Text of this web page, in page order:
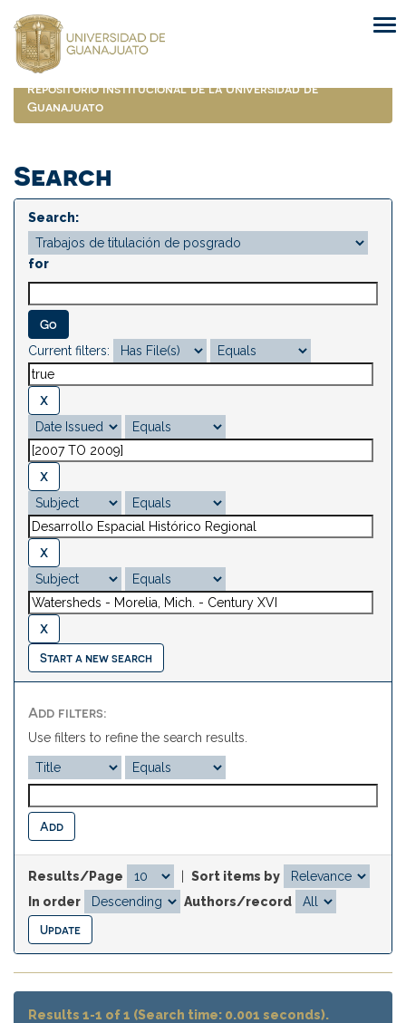
navigation
Repositorio Institucional de la Universidad de
Guanajuato
Search
Search:
for
Current filters:
Start a new search
Add filters:
Use filters to refine the search results.
Results/Page
Sort items by
In order
Authors/record
Results 1-1 of 1 (Search time: 0.001 seconds).